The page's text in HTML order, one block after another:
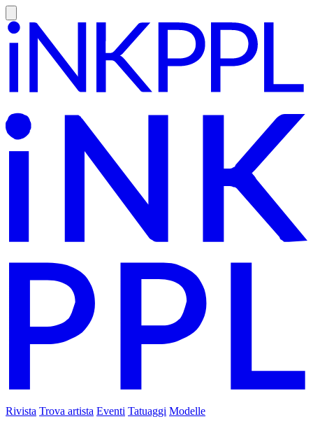
Rivista Trova artista Eventi Tatuaggi Modelle